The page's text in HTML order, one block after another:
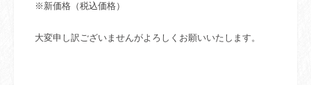
※新価格（税込価格）
大変申し訳ございませんがよろしくお願いいたします。